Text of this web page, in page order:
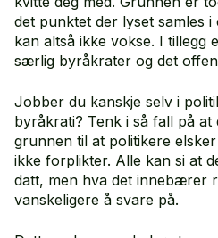
det punktet der lyset samles
kan altså ikke vokse. I tillegg
særlig byråkrater og det
Jobber du kanskje selv i
byråkrati? Tenk i så fall på at
grunnen til at politikere
ikke forplikter. Alle kan si at
datt, men hva det innebærer
vanskeligere å svare på.